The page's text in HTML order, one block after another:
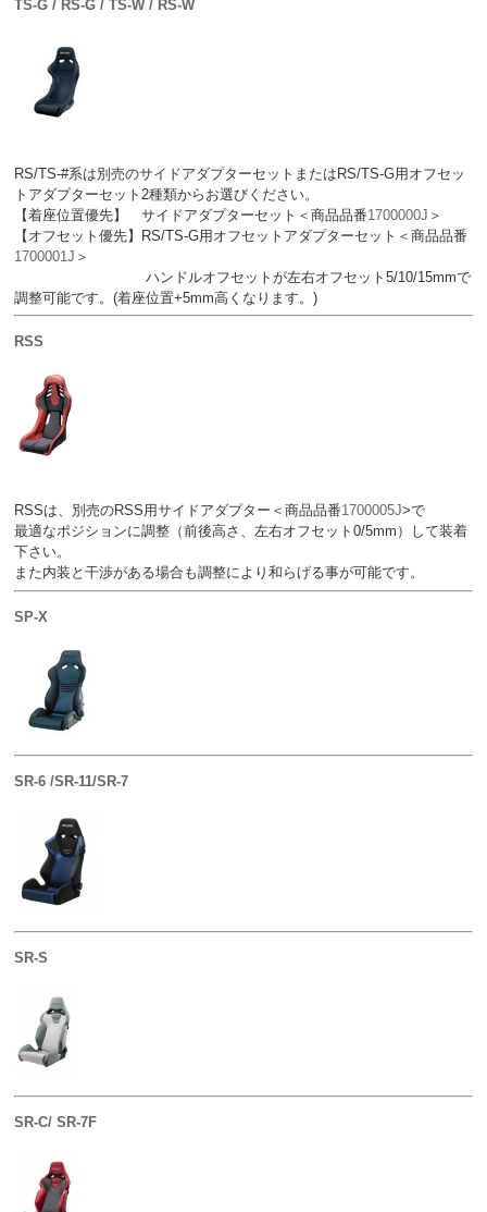
TS-G / RS-G / TS-W / RS-W
RS/TS-#系は別売のサイドアダプターセットまたはRS/TS-G用オフセッ
トアダプターセット2種類からお選びください。
【着座位置優先】 サイドアダプターセット＜商品品番1700000J ＞
【オフセット優先】RS/TS-G用オフセットアダプターセット＜商品品番
1700001J ＞
ハンドルオフセットが左右オフセット5/10/15mmで
調整可能です。(着座位置+5mm高くなります。)
RSS
RSSは、別売のRSS用サイドアダプター＜商品品番1700005J>で
最適なポジションに調整（前後高さ、左右オフセット0/5mm）して装着
下さい。
また内装と干渉がある場合も調整により和らげる事が可能です。
SP-X
SR-6 /SR-11/SR-7
SR-S
SR-C/ SR-7F